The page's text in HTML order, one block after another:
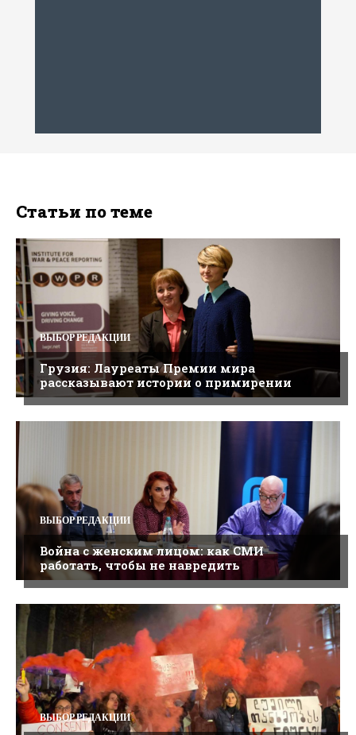
Статьи по теме
ВЫБОР РЕДАКЦИИ
Грузия: Лауреаты Премии мира
рассказывают истории о примирении
ВЫБОР РЕДАКЦИИ
Война с женским лицом: как СМИ
работать, чтобы не навредить
ВЫБОР РЕДАКЦИИ